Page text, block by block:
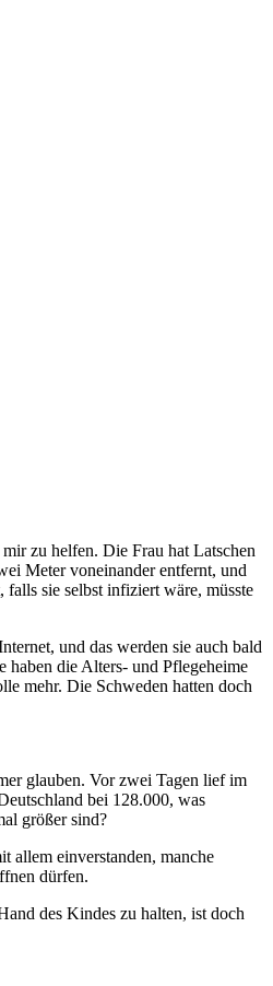
zu helfen. Die Frau hat Latschen
Meter voneinander entfernt, und
sie selbst infiziert wäre, müsste
und das werden sie auch bald
haben die Alters- und Pflegeheime
mehr. Die Schweden hatten doch
glauben. Vor zwei Tagen lief im
bei 128.000, was
größer sind?
allem einverstanden, manche
dürfen.
des Kindes zu halten, ist doch